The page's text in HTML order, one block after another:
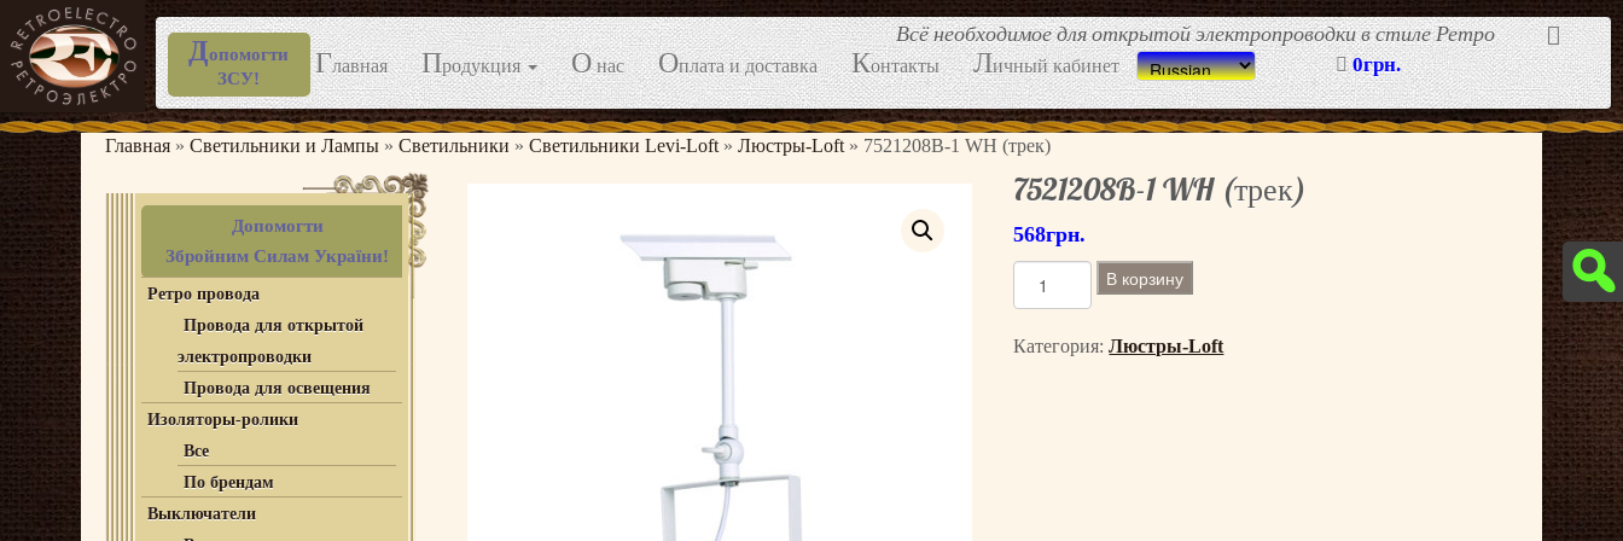
Перейти
содержимому
Всё необходимое для открытой электропроводки в стиле Ретро
Допомогти
ЗСУ!
Главная Продукция Онас Оплата и доставка Контакты Личный кабинет 0грн.
Главная » Светильники и Лампы » Светильники » Светильники Levi-Loft » Люстры-Loft » 7521208B-1 WH (трек)
Допомогти
Збройним Силам України!
Ретро провода
Провода для открытой
электропроводки
Провода для освещения
Изоляторы-ролики
Все
По брендам
Выключатели
7521208B-1 WH (трек)
568грн.
и
В корзину
Категория:Люстры-Loft